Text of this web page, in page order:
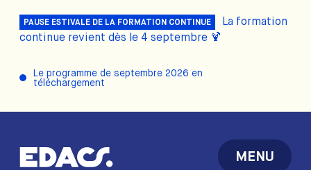
PAUSE ESTIVALE DE LA FORMATION CONTINUE
La formation
continue revient dès le 4 septembre 🍹
Le programme de septembre 2026 en
téléchargement
MENU